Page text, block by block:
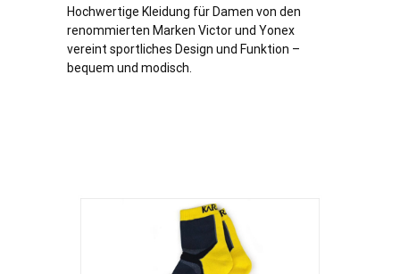
Hochwertige Kleidung für Damen von den
renommierten Marken Victor und Yonex
vereint sportliches Design und Funktion –
bequem und modisch.